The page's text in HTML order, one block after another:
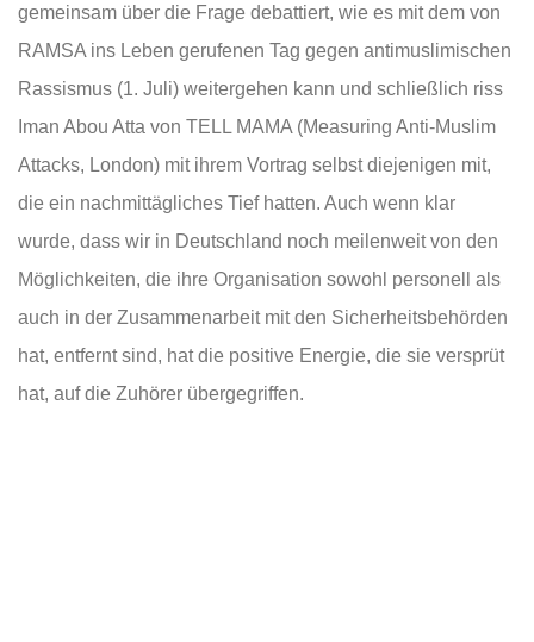
gemeinsam über die Frage debattiert, wie es mit dem von
RAMSA ins Leben gerufenen Tag gegen antimuslimischen
Rassismus (1. Juli) weitergehen kann und schließlich riss
Iman Abou Atta von TELL MAMA (Measuring Anti-Muslim
Attacks, London) mit ihrem Vortrag selbst diejenigen mit,
die ein nachmittägliches Tief hatten. Auch wenn klar
wurde, dass wir in Deutschland noch meilenweit von den
Möglichkeiten, die ihre Organisation sowohl personell als
auch in der Zusammenarbeit mit den Sicherheitsbehörden
hat, entfernt sind, hat die positive Energie, die sie versprüt
hat, auf die Zuhörer übergegriffen.